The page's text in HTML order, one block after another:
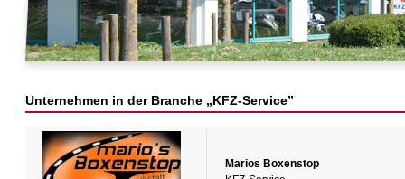
Unternehmen in der Branche „KFZ-Service”
Marios Boxenstop